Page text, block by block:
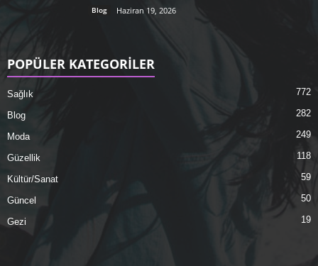
Blog Haziran 19, 2026
POPÜLER KATEGORİLER
Sağlık 772
Blog 282
Moda 249
Güzellik 118
Kültür/Sanat 59
Güncel 50
Gezi 19